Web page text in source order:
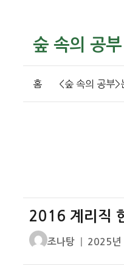
숲 속의 공부
홈 <숲 속의 공부>
2016 계리직
글
조나탕
작
2025년